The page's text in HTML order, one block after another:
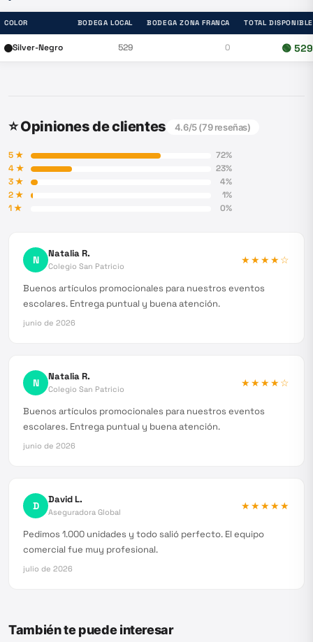
COLOR BODEGA LOCAL BODEGA ZONA FRANCA TOTAL DISPONIBLE
Silver-Negro 529 0 🟢 529
⭐ Opiniones de clientes 4.6/5 (79reseñas)
5★ 72%
4★ 23%
3★ 4%
2★ 1%
1★ 0%
N Natalia R.
Colegio San Patricio
★★★★☆
Buenos artículos promocionales para nuestros eventos
escolares. Entrega puntual y buena atención.
junio de 2026
N Natalia R.
Colegio San Patricio
★★★★☆
Buenos artículos promocionales para nuestros eventos
escolares. Entrega puntual y buena atención.
junio de 2026
D David L.
Aseguradora Global
★★★★★
Pedimos 1.000 unidades y todo salió perfecto. El equipo
comercial fue muy profesional.
julio de 2026
También te puede interesar